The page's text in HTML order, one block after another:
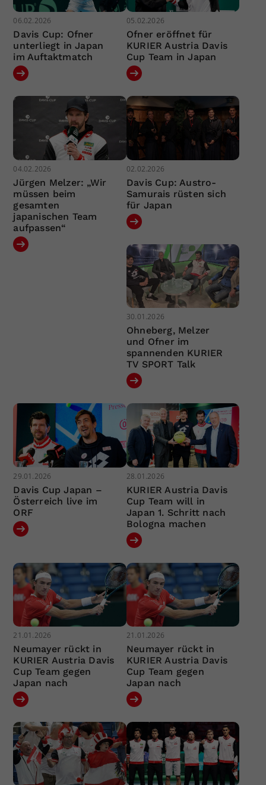
06.02.2026
Davis Cup: Ofner
unterliegt in Japan
im Auftaktmatch
05.02.2026
Ofner eröffnet für
KURIER Austria Davis
Cup Team in Japan
04.02.2026
Jürgen Melzer: „Wir
müssen beim
gesamten
japanischen Team
aufpassen“
02.02.2026
Davis Cup: Austro-
Samurais rüsten sich
für Japan
30.01.2026
Ohneberg, Melzer
und Ofner im
spannenden KURIER
TV SPORT Talk
29.01.2026
Davis Cup Japan –
Österreich live im
ORF
28.01.2026
KURIER Austria Davis
Cup Team will in
Japan 1. Schritt nach
Bologna machen
21.01.2026
Neumayer rückt in
KURIER Austria Davis
Cup Team gegen
Japan nach
21.01.2026
Neumayer rückt in
KURIER Austria Davis
Cup Team gegen
Japan nach